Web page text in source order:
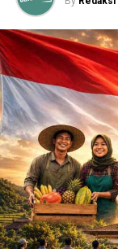
lansia termasuk
sekadar masalah
RELATED TOPICS:
GUS IPUL
KELUARGA
LANSIA
PENELITIAN SOSIAL
RELAWAN
UP NEXT
Terik Tak Wajar
Masih Akan